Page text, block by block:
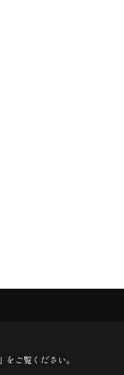
」をご覧ください。